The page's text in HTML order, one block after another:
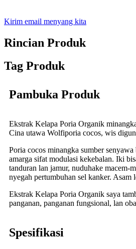
Kirim email menyang kita
Rincian Produk
Tag Produk
Pambuka Produk
Ekstrak Kelapa Poria Organik
Cina utawa Wolfiporia cocos, wis
Poria cocos minangka sumber
amarga sifat modulasi kekebalan. Iki
tanduran lan jamur, nuduhake
nyegah pertumbuhan sel kanker. Asam
Ekstrak Kelapa Poria Organik saya
panganan, panganan fungsional, lan
Spesifikasi